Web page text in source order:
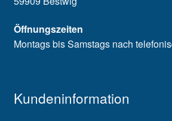
Öffnungszeiten
Montags bis Samstags nach
Kundeninformation